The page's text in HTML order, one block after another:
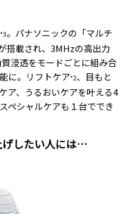
*3。パナソニックの「マルチ
搭載され、3MHzの高出力
浸透をモードごとに組み合
に。リフトケア*2、目もと
ア、うるおいケアを叶える4
ペシャルケアも１台ででき
したい人には…